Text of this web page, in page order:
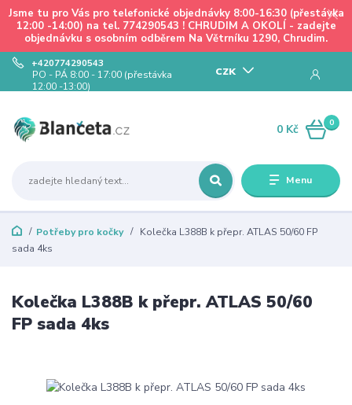
Jsme tu pro Vás pro telefonické objednávky 8:00-16:30 (přestávka
12:00 -14:00) na tel. 774290543 ! CHRUDIM A OKOLÍ - zadejte
objednávku s osobním odběrem Na Větrníku 1290, Chrudim.
Menu
CZK
+420774290543
PO - PÁ 8:00 - 17:00 (přestávka
12:00 -13:00)
0
0 Kč
Potřeby pro kočky
Kolečka L388B k přepr. ATLAS 50/60 FP
sada 4ks
Kolečka L388B k přepr. ATLAS 50/60
FP sada 4ks